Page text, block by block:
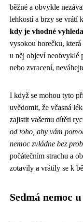
běžné a obvykle
lehkostí a brzy se vrátí
kdy je vhodné
vysokou horečku,
u něj objeví neobvyklé
nebo zvracení,
I když se mohou tyto
uvědomit, že včasná
zajistit vašemu dítěti
od toho, aby vám
nemoc zvládne bez
počátečním strachu a
zotavily a vrátily se k
Sedmá nemoc